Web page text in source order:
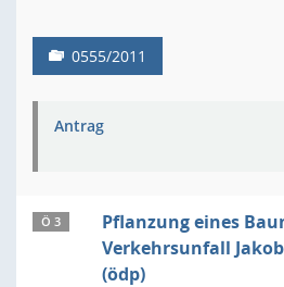
0555/2011
Antrag
Ö 3
Pflanzung eines
Verkehrsunfall
(ödp)